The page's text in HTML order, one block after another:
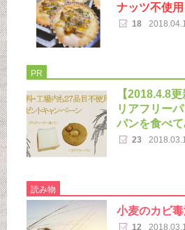
ナッツ不使用
18
PR
【2018.4.8
リアフリー
パンを食べ
23
読み物
小麦のカビ
12